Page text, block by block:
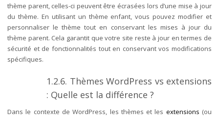
thème parent, celles-ci peuvent être écrasées lors d’une mise à jour
du thème. En utilisant un thème enfant, vous pouvez modifier et
personnaliser le thème tout en conservant les mises à jour du
thème parent. Cela garantit que votre site reste à jour en termes de
sécurité et de fonctionnalités tout en conservant vos modifications
spécifiques.
1.2.6. Thèmes WordPress vs extensions
: Quelle est la différence ?
Dans le contexte de WordPress, les thèmes et les extensions (ou